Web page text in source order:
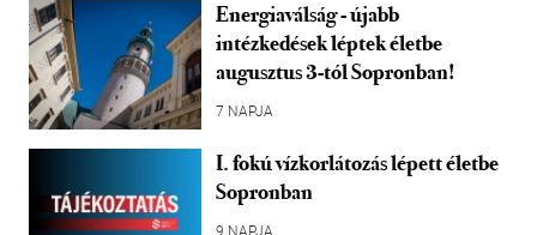
Energiaválság - újabb
intézkedések léptek életbe
augusztus 3-tól Sopronban!
7 NAPJA
I. fokú vízkorlátozás lépett életbe
Sopronban